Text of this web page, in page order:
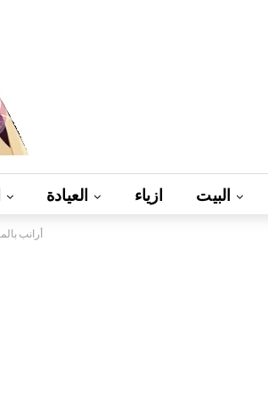
العيادة ازياء البيت
أرانب